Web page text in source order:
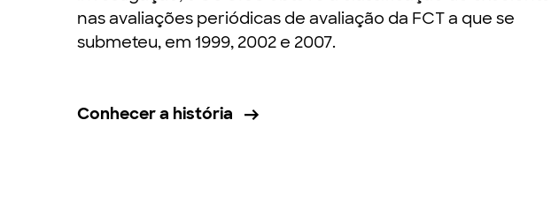
nas avaliações periódicas de avaliação da FCT a que se
submeteu, em 1999, 2002 e 2007.
Conhecer a história